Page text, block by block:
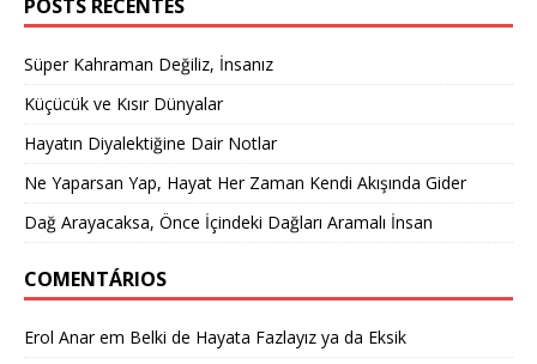
POSTS RECENTES
Süper Kahraman Değiliz, İnsanız
Küçücük ve Kısır Dünyalar
Hayatın Diyalektiğine Dair Notlar
Ne Yaparsan Yap, Hayat Her Zaman Kendi Akışında Gider
Dağ Arayacaksa, Önce İçindeki Dağları Aramalı İnsan
COMENTÁRIOS
Erol Anarem Belki de Hayata Fazlayız ya da Eksik